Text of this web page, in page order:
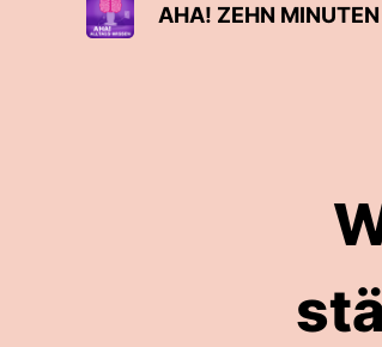
AHA! ZEHN